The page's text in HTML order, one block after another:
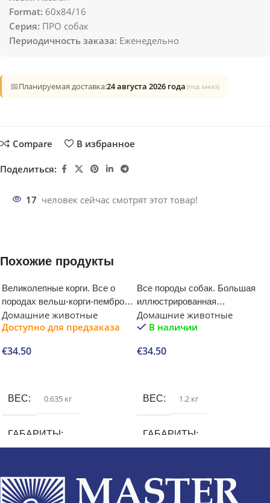
Format: 60x84/16
Серия: ПРО собак
Периодичность заказа: Еженедельно
📅Планируемая доставка:24 августа 2026 года (под заказ)
Compare В избранное
Поделиться:
17 человек сейчас смотрят этот товар!
Похожие продукты
Великолепные корги. Все о
породах вельш-корги-пемброк
и вельш-корги-кардиган
Домашние животные
Доступно для предзаказа
€34.50
ВЕС 0.635 кг
ГАБАРИТЫ
Все породы собак. Большая
иллюстрированная
энциклопедия
Домашние животные
В наличии
€34.50
ВЕС 1.2 кг
ГАБАРИТЫ